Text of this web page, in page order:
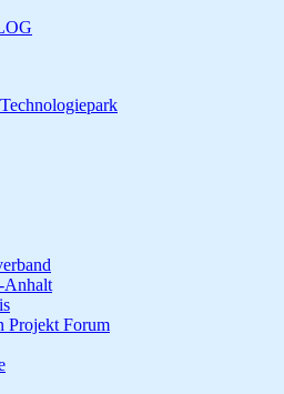
Anhalt
Projekt Forum